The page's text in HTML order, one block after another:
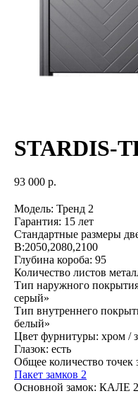
STARDIS-
93 000 р.
Модель: Тренд 2
Гарантия: 15 лет
Стандартные размеры
В:2050,2080,2100
Глубина короба: 95
Количество листов
Тип наружного
серый»
Тип внутреннего
белый»
Цвет фурнитуры: хром /
Глазок: есть
Общее количество точек
Пакет замков 2
Основной замок: КАЛЕ